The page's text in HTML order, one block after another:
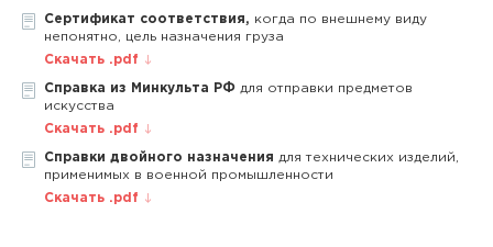
Сертификат соответствия, когда по внешнему виду
непонятно, цель назначения груза
Скачать .pdf
Справка из Минкульта РФ для отправки предметов
искусства
Скачать .pdf
Справки двойного назначения для технических изделий,
применимых в военной промышленности
Скачать .pdf